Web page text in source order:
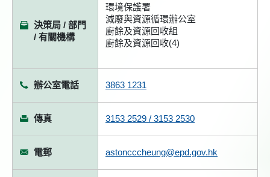
決策局 / 部門
/ 有關機構
環境保護署
減廢與資源循環辦公室
廚餘及資源回收組
廚餘及資源回收(4)
辦公室電話 3863 1231
傳真 3153 2529 / 3153 2530
電郵 astoncccheung@epd.gov.hk